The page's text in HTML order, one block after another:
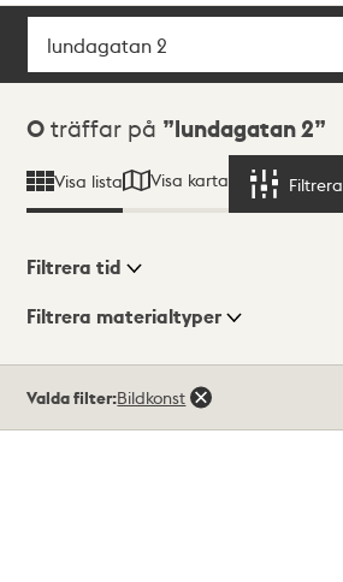
Sök
Sökresultat
0 träffar på lundagatan 2
Visa lista Visa karta Filtrera
Visningsläge
Filtrera tid
Filtrera materialtyper
träffar
Valda filter:Bildkonst